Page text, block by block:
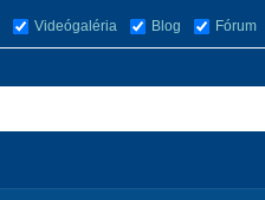
Videógaléria Blog Fórum